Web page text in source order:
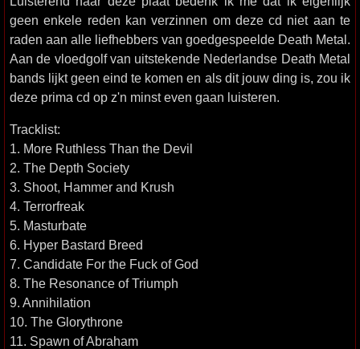
geen enkele reden kan verzinnen om deze cd niet aan te
raden aan alle liefhebbers van goedgespeelde Death Metal.
Aan de vloedgolf van uitstekende Nederlandse Death Metal
bands lijkt geen eind te komen en als dit jouw ding is, zou ik
deze prima cd op z'n minst even gaan luisteren.
Tracklist:
1. More Ruthless Than the Devil
2. The Depth Society
3. Shoot, Hammer and Krush
4. Terrorfreak
5. Masturbate
6. Hyper Bastard Breed
7. Candidate For the Fuck of God
8. The Resonance of Triumph
9. Annihilation
10. The Glorythrone
11. Spawn of Abraham